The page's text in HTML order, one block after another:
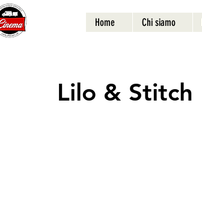
Home Chi siamo
Lilo & Stitch